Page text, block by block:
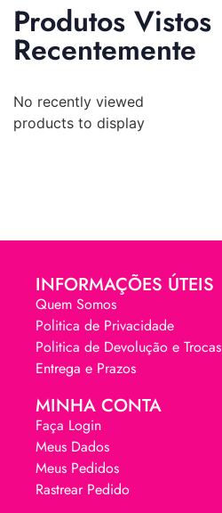
Produtos Vistos
Recentemente
No recently viewed
products to display
INFORMAÇÕES ÚTEIS
Quem Somos
Politica de Privacidade
Politica de Devolução e Trocas
Entrega e Prazos
MINHA CONTA
Faça Login
Meus Dados
Meus Pedidos
Rastrear Pedido